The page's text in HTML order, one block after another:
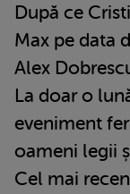
După ce
Max pe data
Alex
La doar o
eveniment
oameni legii
Cel mai